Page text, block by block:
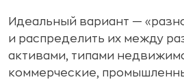
Идеальный вариант —
и распределить их между
активами, типами
коммерческие,